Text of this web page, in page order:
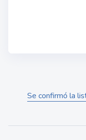
Se confirmó la